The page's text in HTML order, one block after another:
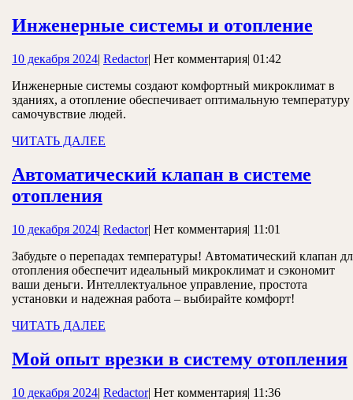
Инженерные системы и отопление
10 декабря 202410
2024
| RedactorRedactor
| Нет комментария| 01:42
Инженерные системы создают комфортный микроклимат в
зданиях, а отопление обеспечивает оптимальную температуру
самочувствие людей.
ЧИТАТЬ ДАЛЕЕ
Автоматический клапан в системе
отопленияАвтоматический
в
системе
отопления
10 декабря 202410
2024
| RedactorRedactor
| Нет комментария| 11:01
Забудьте о перепадах температуры! Автоматический клапан
отопления обеспечит идеальный микроклимат и сэкономит
ваши деньги. Интеллектуальное управление, простота
установки и надежная работа – выбирайте комфорт!
ЧИТАТЬ ДАЛЕЕ
Мой опыт врезки в систему отопления
10 декабря 202410
| RedactorRedactor
| Нет комментария| 11:36